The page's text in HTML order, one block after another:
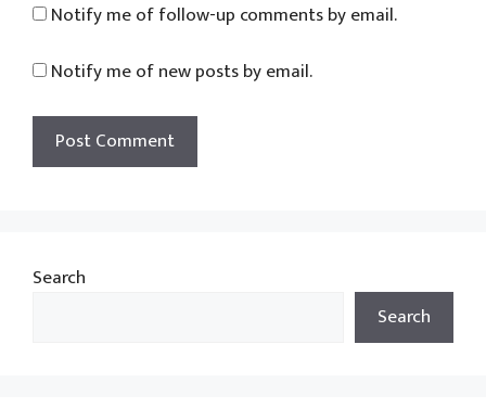
Notify me of follow-up comments by email.
Notify me of new posts by email.
Search
Search